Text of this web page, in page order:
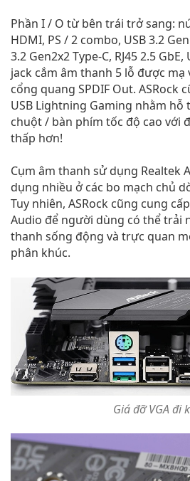
Phần I / O từ bên trái trở sang:
HDMI, PS / 2 combo, USB 3.2
3.2 Gen2x2 Type-C, RJ45 2.5
jack cắm âm thanh 5 lỗ được mạ
cổng quang SPDIF Out. ASRock
USB Lightning Gaming nhằm
chuột / bàn phím tốc độ cao với
thấp hơn!
Cụm âm thanh sử dụng Realtek
dụng nhiều ở các bo mạch chủ
Tuy nhiên, ASRock cũng cung
Audio để người dùng có thể trải
thanh sống động và trực quan
phân khúc.
Giá đỡ VGA đi